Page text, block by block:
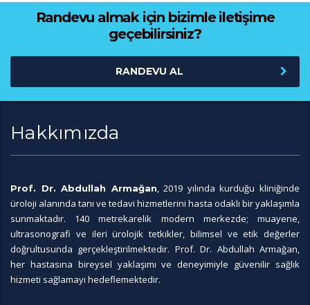
Randevu almak için bizimle iletişime
geçebilirsiniz?
RANDEVU AL
Hakkımızda
Prof. Dr. Abdullah Armağan
, 2019 yılında kurduğu kliniğinde
üroloji alanında tanı ve tedavi hizmetlerini hasta odaklı bir yaklaşımla
sunmaktadır. 140 metrekarelik modern merkezde; muayene,
ultrasonografi ve ileri ürolojik tetkikler, bilimsel ve etik değerler
doğrultusunda gerçekleştirilmektedir. Prof. Dr. Abdullah Armağan,
her hastasına bireysel yaklaşımı ve deneyimiyle güvenilir sağlık
hizmeti sağlamayı hedeflemektedir.